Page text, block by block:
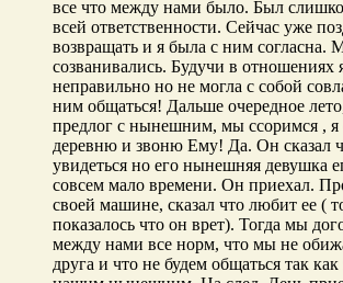
все что между нами было. Был
всей ответственности. Сейчас уже
возвращать и я была с ним согласна.
созванивались. Будучи в отношениях
неправильно но не могла с собой
ним общаться! Дальше очередное
предлог с нынешним, мы ссоримся , я
деревню и звоню Ему! Да. Он сказал
увидеться но его нынешняя девушка
совсем мало времени. Он приехал.
своей машине, сказал что любит ее (
показалось что он врет). Тогда мы
между нами все норм, что мы не
друга и что не будем общаться так